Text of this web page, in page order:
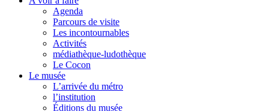
Agenda
Parcours de visite
Les incontournables
Activités
médiathèque-ludothèque
Le Cocon
Le musée
L’arrivée du métro
l’institution
Éditions du musée